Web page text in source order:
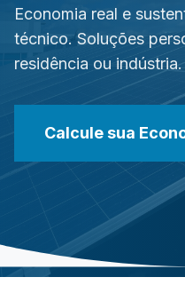
Economia real e
técnico. Soluções
residência ou indústria.
Calcule sua